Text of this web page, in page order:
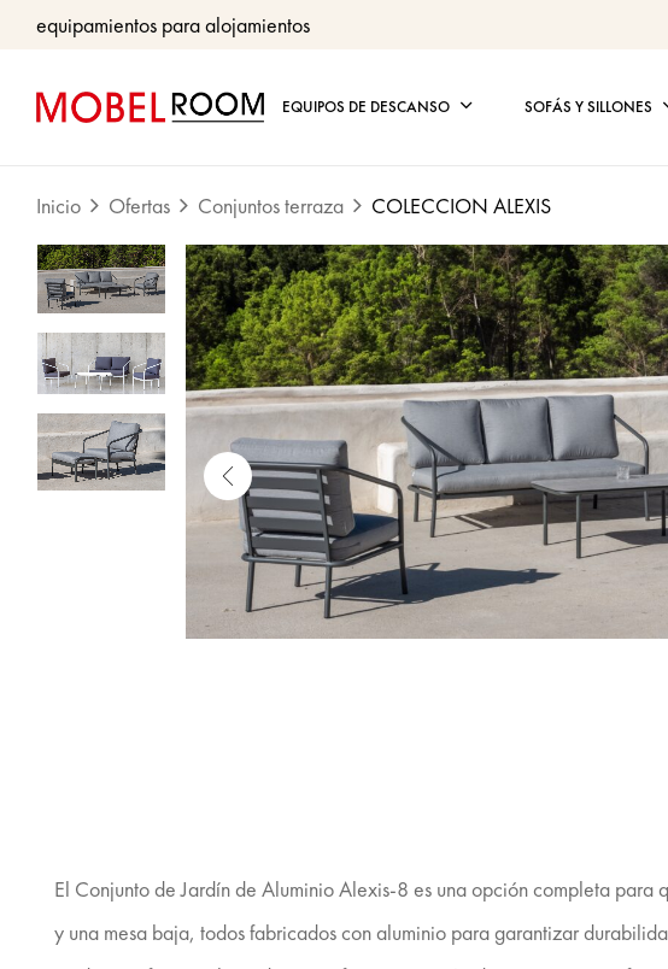
equipamientos para alojamientos
EQUIPOS DE DESCANSO SOFÁS Y SILLONES
Inicio Ofertas Conjuntos terraza COLECCION ALEXIS
El Conjunto de Jardín de Aluminio Alexis-8 es una opción completa para
y una mesa baja, todos fabricados con aluminio para garantizar